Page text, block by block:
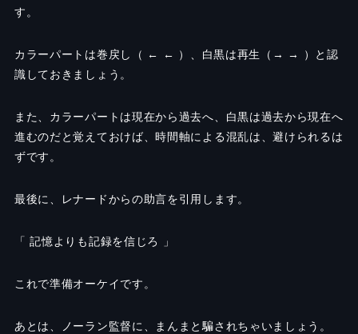
す。
カラーパートは巻戻し（ ← ← ）、白黒は再生（→ → ）と認
識しておきましょう。
また、カラーパートは現在から過去へ、白黒は過去から現在へ
進むのだと覚えておけば、時間軸による混乱は、避けられるは
ずです。
最後に、レナードからの助言を引用します。
「 記憶よりも記録を信じろ 」
これで準備オーケイです。
あとは、ノーラン監督に、まんまと騙されちゃいましょう。